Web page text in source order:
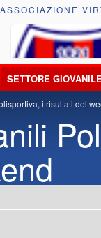
ASSOCIAZIONE
SETTORE GIOVANILE
i risultati del